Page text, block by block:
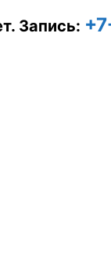
Запись: